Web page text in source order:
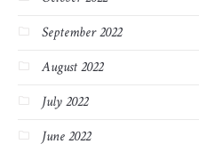
September 2022
August 2022
July 2022
June 2022